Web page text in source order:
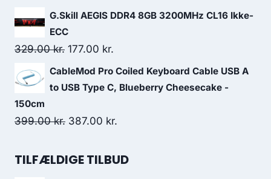
price
499.00 kr..
price
G.Skill AEGIS DDR4 8GB 3200MHz CL16 Ikke-
ECC
329.00kr. Original
price
was:
177.00 kr.
price
is:
CableMod Pro Coiled Keyboard Cable USB A
to USB Type C, Blueberry Cheesecake -
150cm
399.00kr. Original
was:
387.00 kr.
is:
TILFÆLDIGE TILBUD